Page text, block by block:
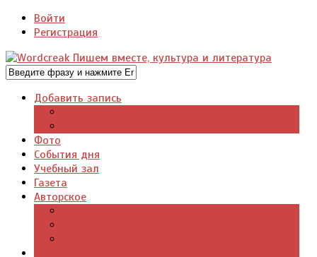
Войти
Регистрация
Добавить запись
Фото
События дня
Учебный зал
Газета
Авторское